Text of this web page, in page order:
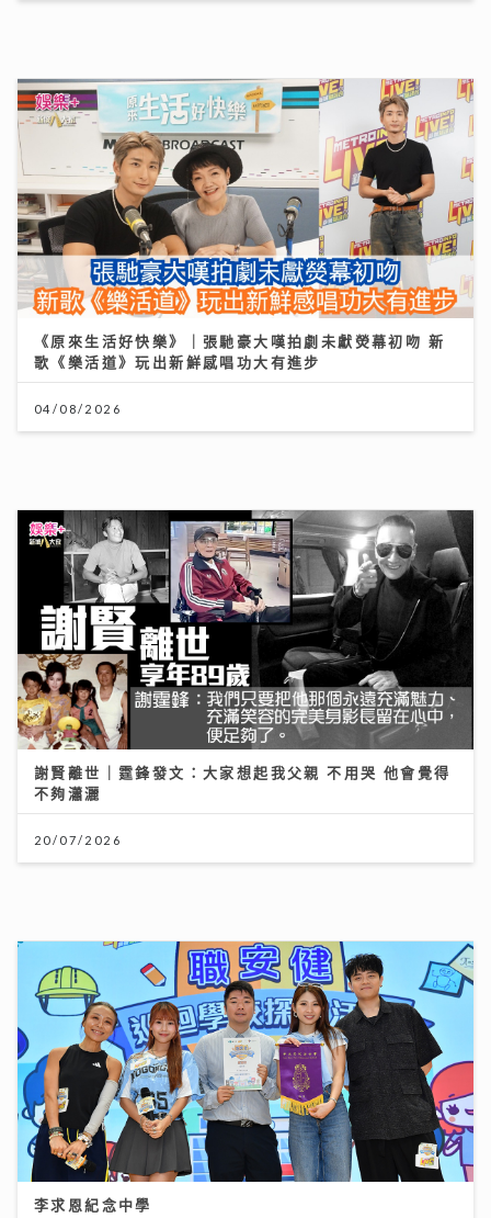
謝賢離世｜霆鋒發文：大家想起我父親 不用哭 他會覺得
不夠瀟灑
20/07/2026
李求恩紀念中學
31/07/2026
財知大道｜六歐洲勁旅即將來港 首場門票已售逾3萬張
強調「期望管理」球星或陣容不全
28/07/2026